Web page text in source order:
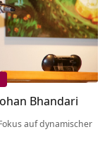
Bhandari
auf dynamischer